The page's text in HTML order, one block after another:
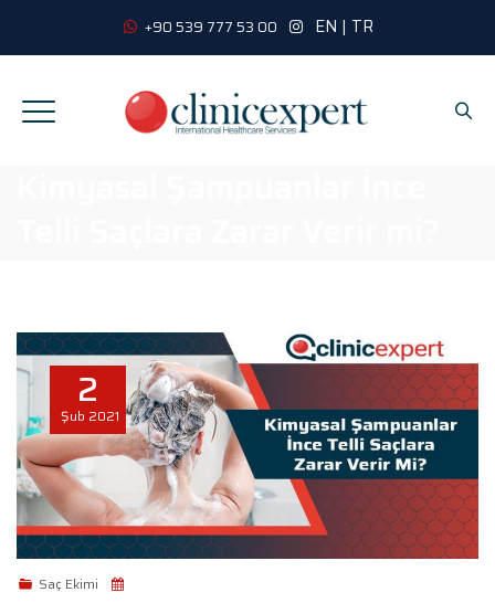
+90 539 777 53 00 EN | TR
2
Şub 2021
Saç Ekimi